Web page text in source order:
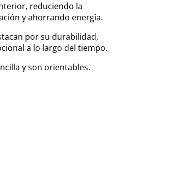
reduciendo la
y ahorrando energía.
por su durabilidad,
a lo largo del tiempo.
y son orientables.